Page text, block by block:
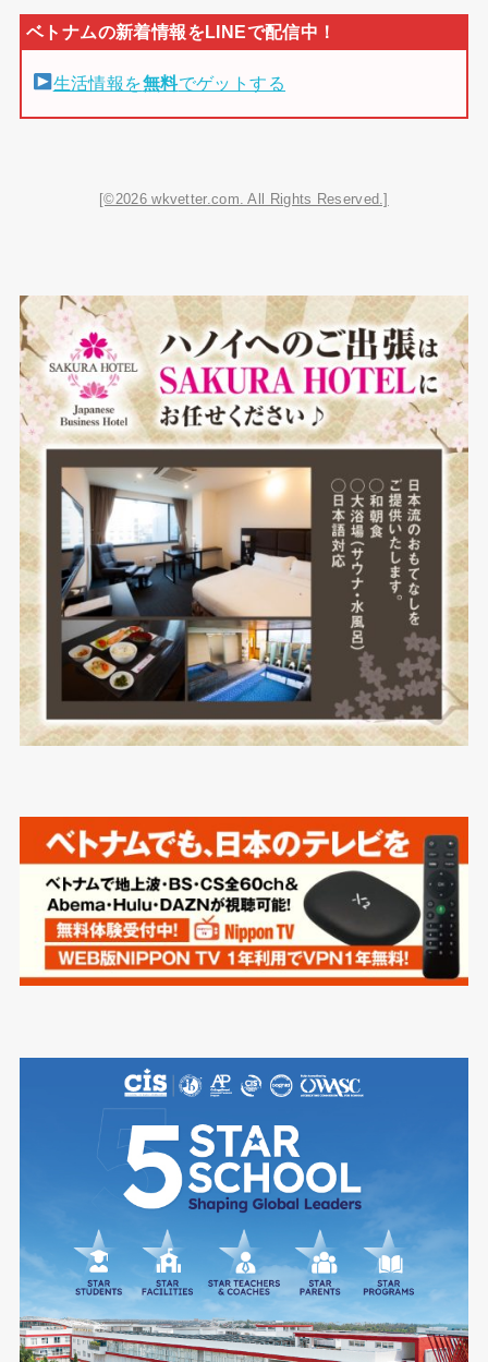
生活情報を無料でゲットする
[©2026 wkvetter.com. All Rights Reserved.]